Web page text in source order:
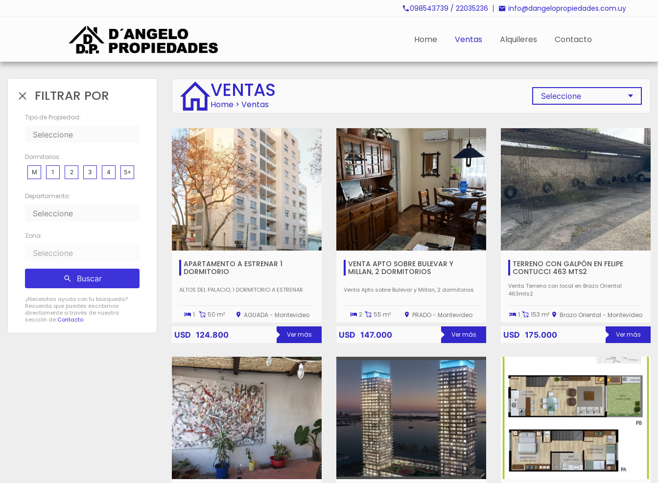
098543739 / 22035236 info@dangelopropiedades.com.uy
Home Ventas Alquileres Contacto
FILTRAR POR
Tipo de Propiedad:
Dormitorios:
M 1 2 3 4 5+
Departamento:
Zona:
Buscar
¿Necesitas ayuda con tu búsqueda?
Recuerda que puedes escribirnos
directamente a través de nuestra
sección de Contacto.
VENTAS
Home Ventas
Seleccione
APARTAMENTO A ESTRENAR 1
DORMITORIO
ALTOS DEL PALACIO, 1 DORMITORIO A ESTRENAR
1 50 m² AGUADA - Montevideo
USD 124.800 Ver más
VENTA APTO SOBRE BULEVAR Y
MILLAN, 2 DORMITORIOS
Venta Apto sobre Bulevar y Millan, 2 dormitorios
2 55 m² PRADO - Montevideo
USD 147.000 Ver más
TERRENO CON GALPÓN EN FELIPE
CONTUCCI 463 MTS2
Venta Terreno con local en Brazo Oriental
463mts2
1 153 m² Brazo Oriental - Montevideo
USD 175.000 Ver más